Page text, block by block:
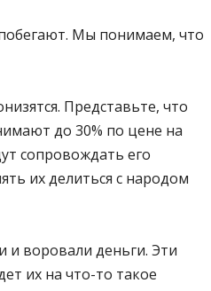
Мы понимаем, что
Представьте, что
до 30% по цене на
сопровождать его
их делиться с народом
и воровали деньги. Эти
их на что-то такое